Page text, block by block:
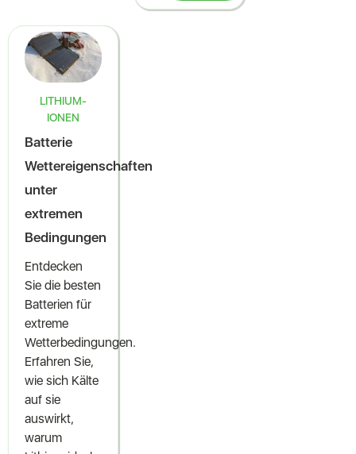
LITHIUM-
IONEN
Batterie
Wettereigenschaften
unter
extremen
Bedingungen
Entdecken
Sie die besten
Batterien für
extreme
Wetterbedingungen.
Erfahren Sie,
wie sich Kälte
auf sie
auswirkt,
warum